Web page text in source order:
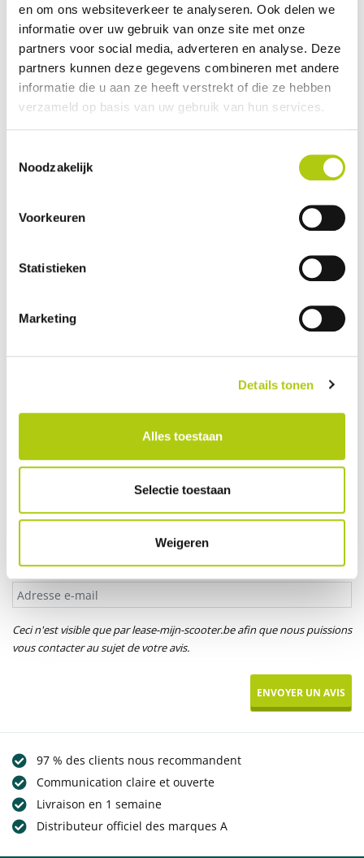
en om ons websiteverkeer te analyseren. Ook delen we
informatie over uw gebruik van onze site met onze
partners voor social media, adverteren en analyse. Deze
partners kunnen deze gegevens combineren met andere
informatie die u aan ze heeft verstrekt of die ze hebben
verzameld op basis van uw gebruik van hun services.
Noodzakelijk
Voorkeuren
Statistieken
Marketing
Details tonen
Alles toestaan
Selectie toestaan
Weigeren
Avantages et inconvénients
M. Mme Mlle
Adresse e-mail
Ceci n'est visible que par lease-mijn-scooter.be afin que nous puissions
vous contacter au sujet de votre avis.
97 % des clients nous recommandent
Communication claire et ouverte
Livraison en 1 semaine
Distributeur officiel des marques A